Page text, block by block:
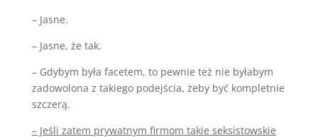
– Jasne.
– Jasne, że tak.
– Gdybym była facetem, to pewnie też nie byłabym
zadowolona z takiego podejścia, żeby być kompletnie
szczerą.
– Jeśli zatem prywatnym firmom takie seksistowskie